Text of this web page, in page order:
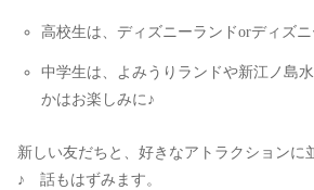
高校生は、ディズニーランドorディズ
中学生は、よみうりランドや新江ノ
かはお楽しみに♪
新しい友だちと、好きなアトラクションに
♪ 話もはずみます。